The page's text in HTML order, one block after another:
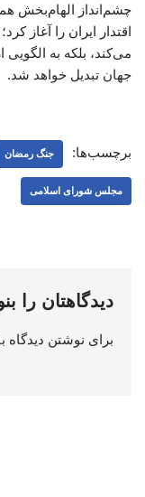
چشم‌انداز الهام‌بخش
اقتدار ایران را آغاز
می‌کند، بلکه به
جهان تبدیل خواهد شد.
برچسب‌ها: جنگ رمضان
مجلس شورای اسلامی
دیدگاهتان را
برای نوشتن دیدگاه